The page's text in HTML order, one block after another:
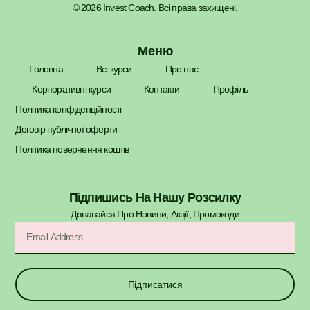
© 2026 Invest Coach. Всі права захищені.
Меню
Головна Всі курси
Про нас
Корпоративні курси
Контакти
Профіль
Політика конфіденційності
Договір публічної оферти
Політика повернення коштів
Підпишись На Нашу Розсилку
Дізнавайся Про Новини, Акції, Промокоди​
Підписатися